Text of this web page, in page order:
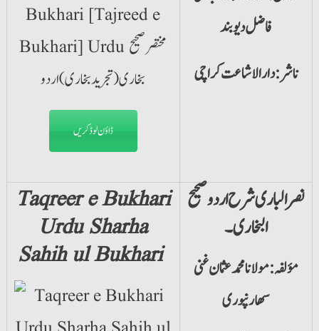
ڈاؤن لوڈ کریں
فاضل دیوبند
ناشر: دارالاشاعت کراچی
Taqreer e Bukhari
Urdu Sharha
Sahih ul Bukhari
نصر الباری شرح اردو صحیح
البخاری۔
مؤلفہ: مولانا محمد عثمان غنی
سھارنپوری